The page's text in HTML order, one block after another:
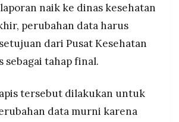
naik ke dinas kesehatan
perubahan data harus
dari Pusat Kesehatan
sebagai tahap final.
tersebut dilakukan untuk
data murni karena